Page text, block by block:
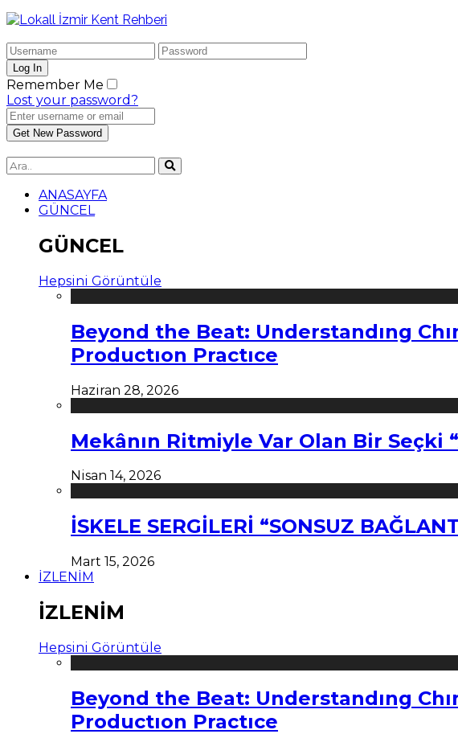
Remember Me
Lost your password?
ANASAYFA
GÜNCEL
GÜNCEL
Hepsini Görüntüle
Beyond the Beat: Understandıng
Productıon Practıce
Haziran 28, 2026
Mekânın Ritmiyle Var Olan Bir Seçki
Nisan 14, 2026
İSKELE SERGİLERİ “SONSUZ
Mart 15, 2026
İZLENİM
İZLENİM
Hepsini Görüntüle
Beyond the Beat: Understandıng
Productıon Practıce